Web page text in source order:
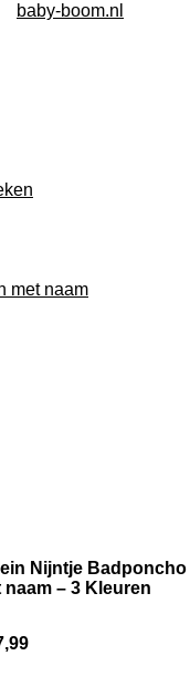
baby-boom.nl
met naam
Nijntje Badponcho
naam – 3 Kleuren